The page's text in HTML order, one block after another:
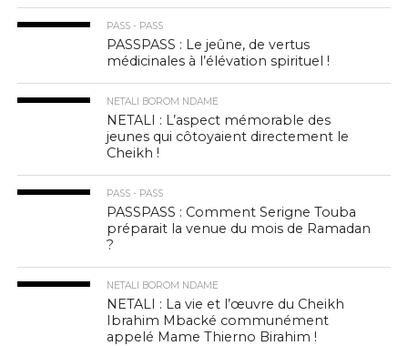
PASS - PASS
PASSPASS : Le jeûne, de vertus
médicinales à l’élévation spirituel !
NETALI BOROM NDAME
NETALI : L’aspect mémorable des
jeunes qui côtoyaient directement le
Cheikh !
PASS - PASS
PASSPASS : Comment Serigne Touba
préparait la venue du mois de Ramadan
?
NETALI BOROM NDAME
NETALI : La vie et l’œuvre du Cheikh
Ibrahim Mbacké communément
appelé Mame Thierno Birahim !